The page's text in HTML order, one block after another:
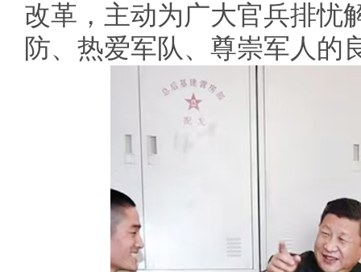
改革，主动为广大官兵排忧
防、热爱军队、尊崇军人的